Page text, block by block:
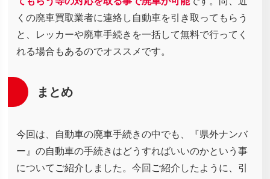
くの廃車買取業者に連絡し自動車を引き取ってもらう
と、レッカーや廃車手続きを一括して無料で行ってく
れる場合もあるのでオススメです。
まとめ
今回は、自動車の廃車手続きの中でも、『県外ナンバ
ー』の自動車の手続きはどうすればいいのかという事
についてご紹介しました。今回ご紹介したように、引